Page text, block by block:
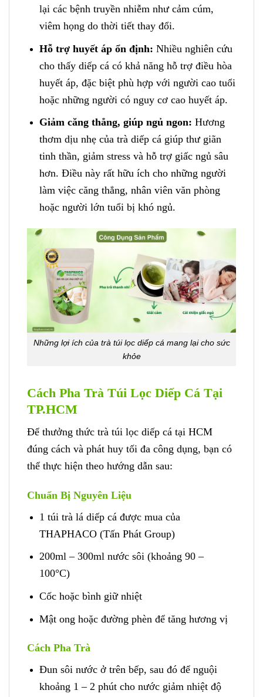
lại các bệnh truyền nhiễm như cảm cúm,
viêm họng do thời tiết thay đổi.
Hỗ trợ huyết áp ổn định: Nhiều nghiên cứu
cho thấy diếp cá có khả năng hỗ trợ điều hòa
huyết áp, đặc biệt phù hợp với người cao tuổi
hoặc những người có nguy cơ cao huyết áp.
Giảm căng thẳng, giúp ngủ ngon: Hương
thơm dịu nhẹ của trà diếp cá giúp thư giãn
tinh thần, giảm stress và hỗ trợ giấc ngủ sâu
hơn. Điều này rất hữu ích cho những người
làm việc căng thẳng, nhân viên văn phòng
hoặc người lớn tuổi bị khó ngủ.
Những lợi ích của trà túi lọc diếp cá mang lại cho sức
khỏe
Cách Pha Trà Túi Lọc Diếp Cá Tại
TP.HCM
Để thưởng thức trà túi lọc diếp cá tại HCM
đúng cách và phát huy tối đa công dụng, bạn có
thể thực hiện theo hướng dẫn sau:
Chuẩn Bị Nguyên Liệu
1 túi trà lá diếp cá được mua của
THAPHACO (Tấn Phát Group)
200ml – 300ml nước sôi (khoảng 90 –
100°C)
Cốc hoặc bình giữ nhiệt
Mật ong hoặc đường phèn để tăng hương vị
Cách Pha Trà
Đun sôi nước ở trên bếp, sau đó để nguội
khoảng 1 – 2 phút cho nước giảm nhiệt độ